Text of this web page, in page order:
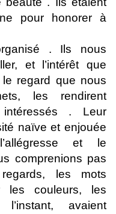
pour honorer à
. Ils nous
et l’intérêt que
regard que nous
les rendirent
intéressés . Leur
naïve et enjouée
et le
comprenions pas
les mots
les couleurs, les
avaient